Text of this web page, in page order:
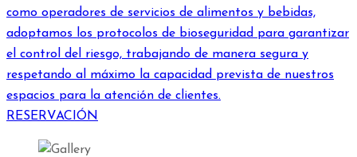
como operadores de servicios de alimentos y bebidas,
adoptamos los protocolos de bioseguridad para garantizar
el control del riesgo, trabajando de manera segura y
respetando al máximo la capacidad prevista de nuestros
espacios para la atención de clientes.
RESERVACIÓN